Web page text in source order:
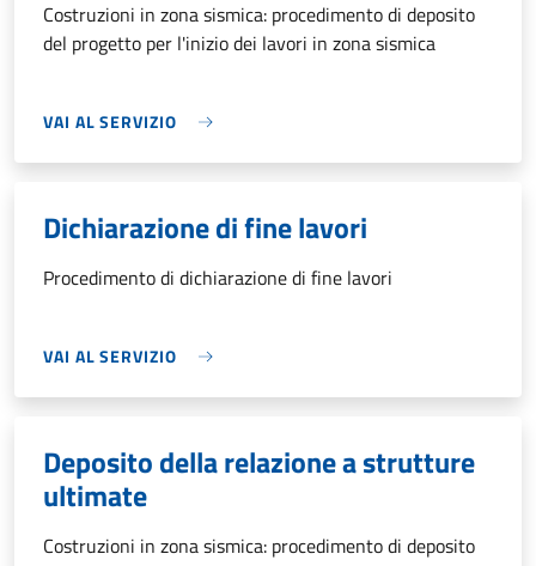
Costruzioni in zona sismica: procedimento di deposito
del progetto per l'inizio dei lavori in zona sismica
VAI AL SERVIZIO
Dichiarazione di fine lavori
Procedimento di dichiarazione di fine lavori
VAI AL SERVIZIO
Deposito della relazione a strutture
ultimate
Costruzioni in zona sismica: procedimento di deposito